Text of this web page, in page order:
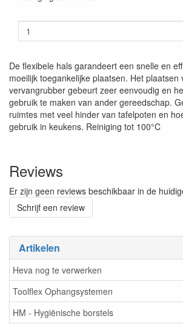
Artikelen
Heva nog te verwerken
Toolflex Ophangsystemen
HM - Hygiënische borstels
De flexibele hals garandeert een snelle en
moeilijk toegankelijke plaatsen. Het plaatsen
vervangrubber gebeurt zeer eenvoudig en
gebruik te maken van ander gereedschap.
ruimtes met veel hinder van tafelpoten en
gebruik in keukens. Reiniging tot 100°C
Reviews
Er zijn geen reviews beschikbaar in de
Schrijf een review